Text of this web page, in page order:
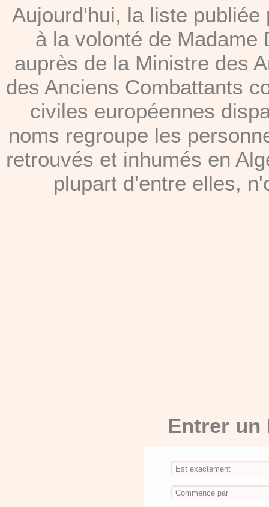
Aujourd'hui, la liste
à la volonté de Madame
auprès de la Ministre des
des Anciens Combattants
civiles européennes
noms regroupe les
retrouvés et inhumés en
plupart d'entre elles,
Entrer un